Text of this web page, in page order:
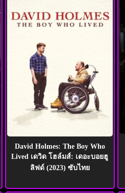
David Holmes: The Boy Who
Lived เดวิด โฮล์มส์: เดอะบอยฮู
ลิฟด์ (2023) ซับไทย